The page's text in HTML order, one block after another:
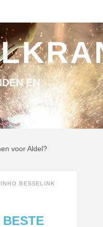
EN
voor Aldel?
BESSELINK